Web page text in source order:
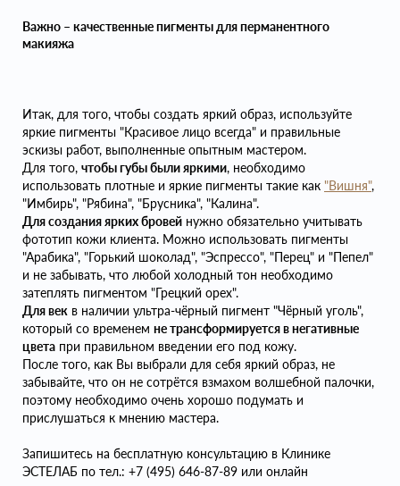
Важно – качественные пигменты для перманентного
макияжа
Итак, для того, чтобы создать яркий образ, используйте
яркие пигменты "Красивое лицо всегда" и правильные
эскизы работ, выполненные опытным мастером.
Для того, чтобы губы были яркими, необходимо
использовать плотные и яркие пигменты такие как "Вишня",
"Имбирь", "Рябина", "Брусника", "Калина".
Для создания ярких бровей нужно обязательно учитывать
фототип кожи клиента. Можно использовать пигменты
"Арабика", "Горький шоколад", "Эспрессо", "Перец" и "Пепел"
и не забывать, что любой холодный тон необходимо
затеплять пигментом "Грецкий орех".
Для век в наличии ультра-чёрный пигмент "Чёрный уголь",
который со временем не трансформируется в негативные
цвета при правильном введении его под кожу.
После того, как Вы выбрали для себя яркий образ, не
забывайте, что он не сотрётся взмахом волшебной палочки,
поэтому необходимо очень хорошо подумать и
прислушаться к мнению мастера.
Запишитесь на бесплатную консультацию в Клинике
ЭСТЕЛАБ по тел.: +7 (495) 646-87-89 или онлайн